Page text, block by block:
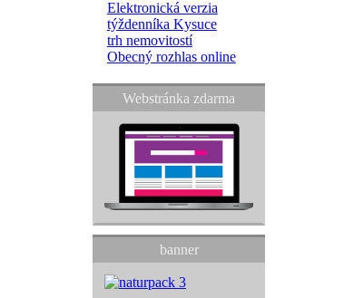
Elektronická verzia
týždenníka Kysuce
trh nemovitostí
Obecný rozhlas online
Webstránka zdarma
banner